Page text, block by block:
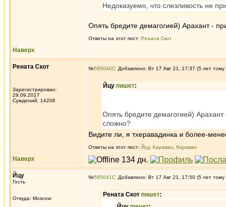
Недоказуемо, что слезливость не
Опять бредите демагогией) Арахант -
Ответы на этот пост: Рената Скот
Наверх
Рената Скот
Зарегистрирован:
29.09.2017
Суждений: 14208
№585040 Добавлено: Вт 17 Авг 21, 17:37 (5 лет тому
Йцу пишет:
Опять бредите демагогией)
сложно?
Видите ли, я тхеравадинка и более-
Ответы на этот пост: Йцу, Караван Караван
Наверх
Йцу
Гость
Откуда: Moscow
№585041 Добавлено: Вт 17 Авг 21, 17:50 (5 лет тому
Рената Скот пишет: